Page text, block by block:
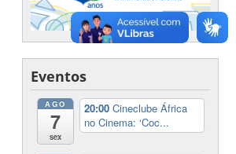
Eventos
AGO
7
sex
20:00Cineclube África
no Cinema: ‘Coc...